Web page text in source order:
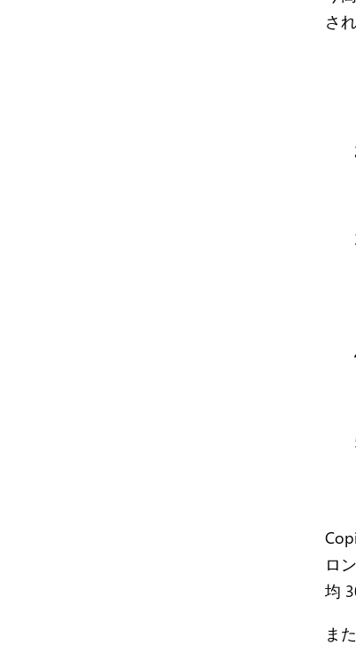
さ
ロ
均
ま